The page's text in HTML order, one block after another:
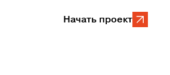
Начать проект